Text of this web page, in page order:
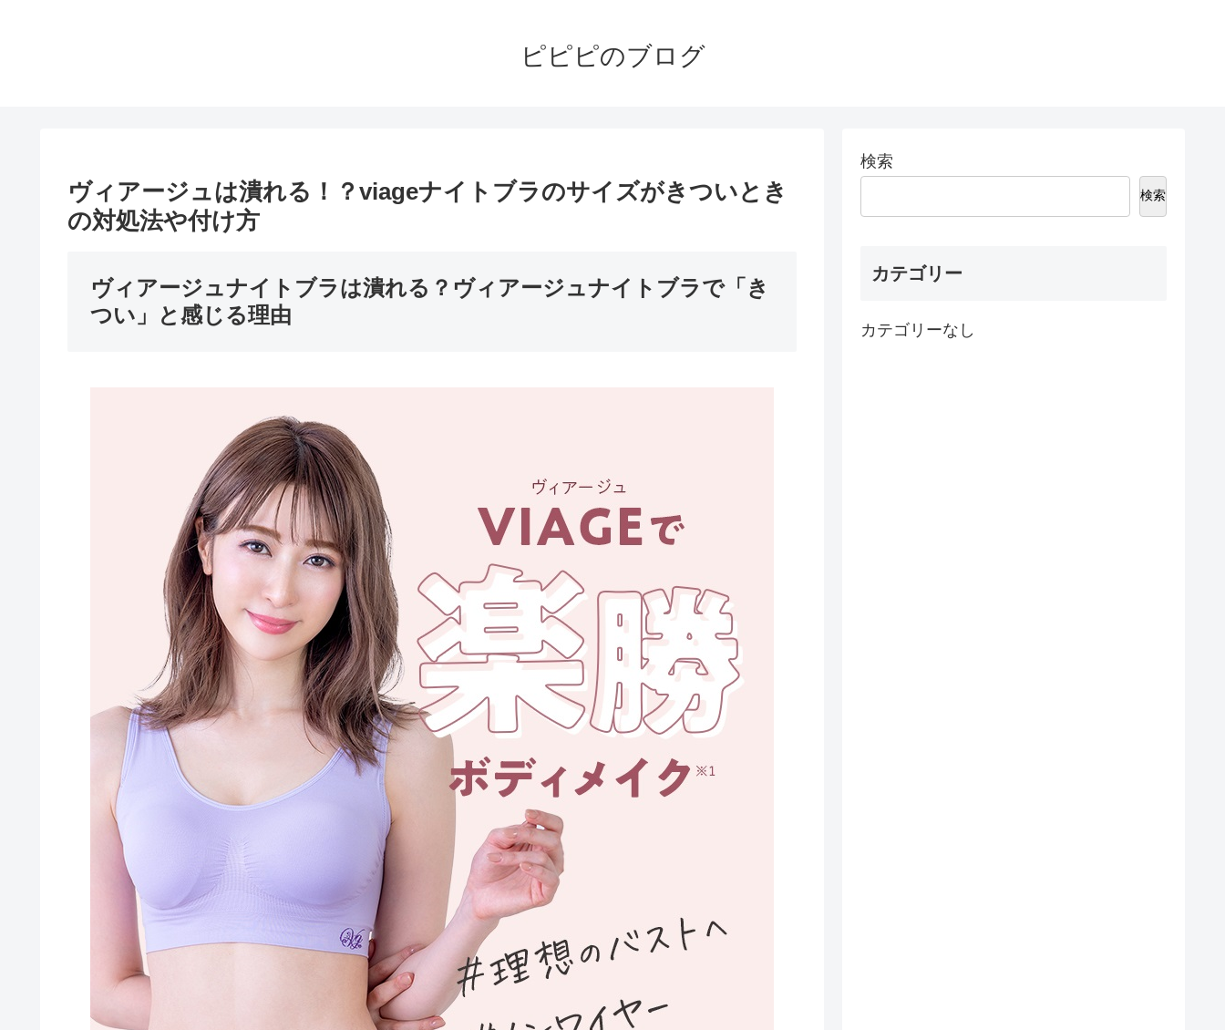
ピピピのブログ
ヴィアージュは潰れる！？viageナイトブラのサイズがきついとき
の対処法や付け方
ヴィアージュナイトブラは潰れる？ヴィアージュナイトブラで「き
つい」と感じる理由
検索
検索
カテゴリー
カテゴリーなし